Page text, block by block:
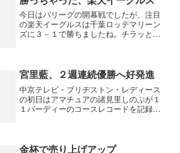
今日はパリーグの開幕戦でしたが、注目
の楽天イーグルスは千葉ロッテマリーン
ズに３－１で勝ちましたね。チラッと見
たが、３回に３安打で２点...
宮里藍、２週連続優勝へ好発進
中京テレビ・ブリヂストン・レディース
の初日はアマチュアの諸見里しのぶが１
１バーディーのコースレコードを記録す
ばかりで若さ溢れる強気の...
金杯で売り上げアップ